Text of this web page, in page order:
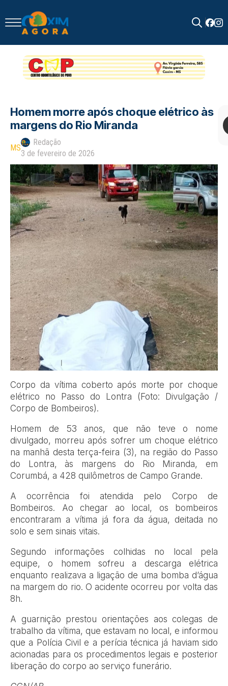
for:
Homem morre após choque elétrico às
margens do Rio Miranda
MS
Redação
3 de fevereiro de 2026
Corpo da vítima coberto após morte por choque
elétrico no Passo do Lontra (Foto: Divulgação /
Corpo de Bombeiros).
Homem de 53 anos, que não teve o nome
divulgado, morreu após sofrer um choque elétrico
na manhã desta terça-feira (3), na região do Passo
do Lontra, às margens do Rio Miranda, em
Corumbá, a 428 quilômetros de Campo Grande.
A ocorrência foi atendida pelo Corpo de
Bombeiros. Ao chegar ao local, os bombeiros
encontraram a vítima já fora da água, deitada no
solo e sem sinais vitais.
Segundo informações colhidas no local pela
equipe, o homem sofreu a descarga elétrica
enquanto realizava a ligação de uma bomba d’água
na margem do rio. O acidente ocorreu por volta das
8h.
A guarnição prestou orientações aos colegas de
trabalho da vítima, que estavam no local, e informou
que a Polícia Civil e a perícia técnica já haviam sido
acionadas para os procedimentos legais e posterior
liberação do corpo ao serviço funerário.